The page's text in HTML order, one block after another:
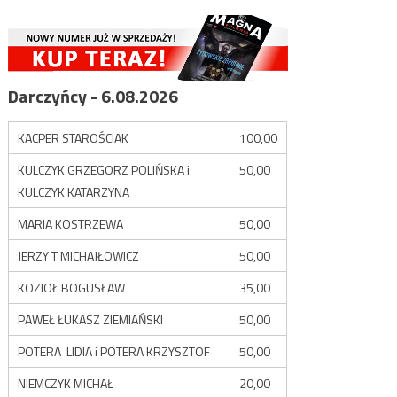
Darczyńcy - 6.08.2026
KACPER STAROŚCIAK
100,00
KULCZYK GRZEGORZ POLIŃSKA i
KULCZYK KATARZYNA
50,00
MARIA KOSTRZEWA
50,00
JERZY T MICHAJŁOWICZ
50,00
KOZIOŁ BOGUSŁAW
35,00
PAWEŁ ŁUKASZ ZIEMIAŃSKI
50,00
POTERA LIDIA i POTERA KRZYSZTOF
50,00
NIEMCZYK MICHAŁ
20,00